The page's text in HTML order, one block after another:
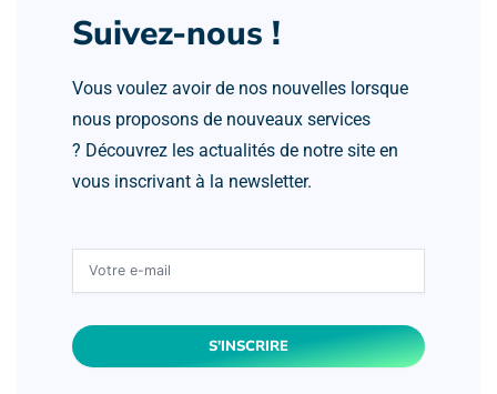
Suivez-nous !
Vous voulez avoir de nos nouvelles lorsque
nous proposons de nouveaux services
? Découvrez les actualités de notre site en
vous inscrivant à la newsletter.